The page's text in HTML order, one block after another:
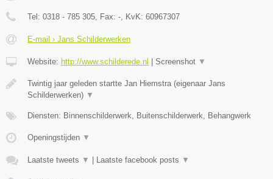
Tel: 0318 - 785 305 , Fax: - , KvK: 60967307
E-mail › Jans Schilderwerken
Website: http://www.schilderede.nl Screenshot ▼
Twintig jaar geleden startte Jan Hiemstra (eigenaar Jans
Schilderwerken) ▼
Diensten: Binnenschilderwerk, Buitenschilderwerk, Behangwerk
Openingstijden ▼
Laatste tweets ▼ Laatste facebook posts ▼